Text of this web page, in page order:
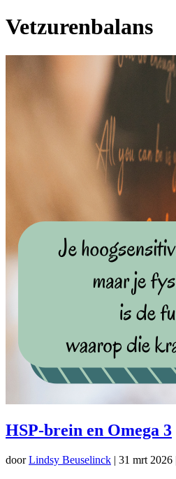
Vetzurenbalans
HSP-brein en Omega 3
doorLindsy Beuselinck | 31 mrt 2026